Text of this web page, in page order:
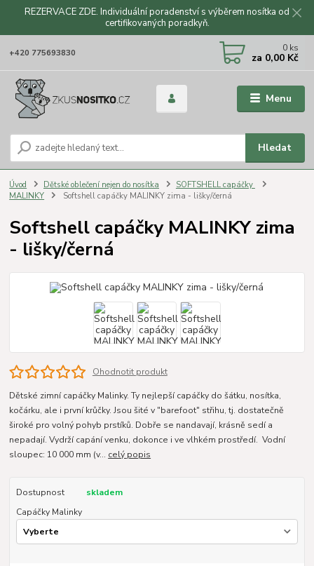
REZERVACE ZDE. Individuální poradenství s výběrem nosítka od
certifikovaných poradkyň.
Menu
Hledat
+420 775693830 0 ks
za 0,00 Kč
Úvod Dětské oblečení nejen do nosítka
SOFTSHELL capáčky
MALINKY
Softshell capáčky MALINKY zima - lišky/černá
Softshell capáčky MALINKY zima
- lišky/černá
Ohodnotit produkt
Dětské zimní capáčky Malinky. Ty nejlepší capáčky do šátku, nosítka,
kočárku, ale i první krůčky. Jsou šité v "barefoot" střihu, tj. dostatečně
široké pro volný pohyb prstíků. Dobře se nandavají, krásně sedí a
nepadají. Vydrží capání venku, dokonce i ve vlhkém prostředí. Vodní
sloupec: 10 000 mm (v... celý popis
Dostupnost
skladem
Capáčky Malinky